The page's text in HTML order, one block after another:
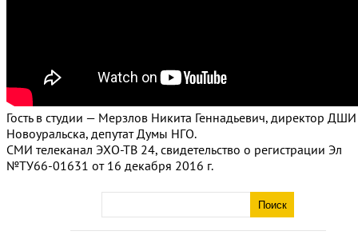
Гость в студии — Мерзлов Никита Геннадьевич, директор ДШИ
Новоуральска, депутат Думы НГО.
СМИ телеканал ЭХО-ТВ 24, свидетельство о регистрации Эл
№ТУ66-01631 от 16 декабря 2016 г.